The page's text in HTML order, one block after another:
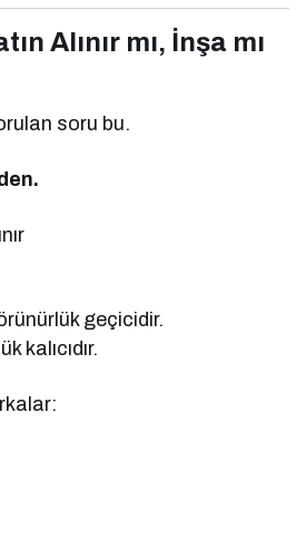
Alınır mı, İnşa mı
soru bu.
geçicidir.
kalıcıdır.